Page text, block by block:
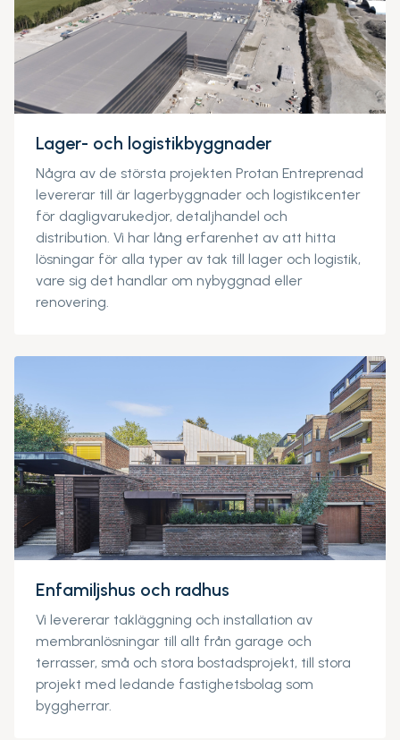
Lager- och logistikbyggnader
Några av de största projekten Protan Entreprenad
levererar till är lagerbyggnader och logistikcenter
för dagligvarukedjor, detaljhandel och
distribution. Vi har lång erfarenhet av att hitta
lösningar för alla typer av tak till lager och logistik,
vare sig det handlar om nybyggnad eller
renovering.
Enfamiljshus och radhus
Vi levererar takläggning och installation av
membranlösningar till allt från garage och
terrasser, små och stora bostadsprojekt, till stora
projekt med ledande fastighetsbolag som
byggherrar.